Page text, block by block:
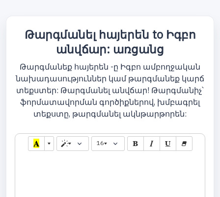
Թարգմանել հայերեն to Իգբո
անվճար: առցանց
Թարգմանեք հայերեն -ը Իգբո ամբողջական
նախադասություններ կամ թարգմանեք կարճ
տեքստեր: Թարգմանել անվճար! Թարգմանիչ՝
ֆորմատավորման գործիքներով, խմբագրել
տեքստը, թարգմանել ակնթարթորեն:
16